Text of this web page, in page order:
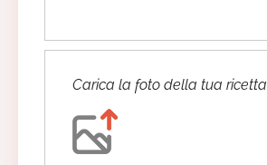
Carica la foto della tua ricetta